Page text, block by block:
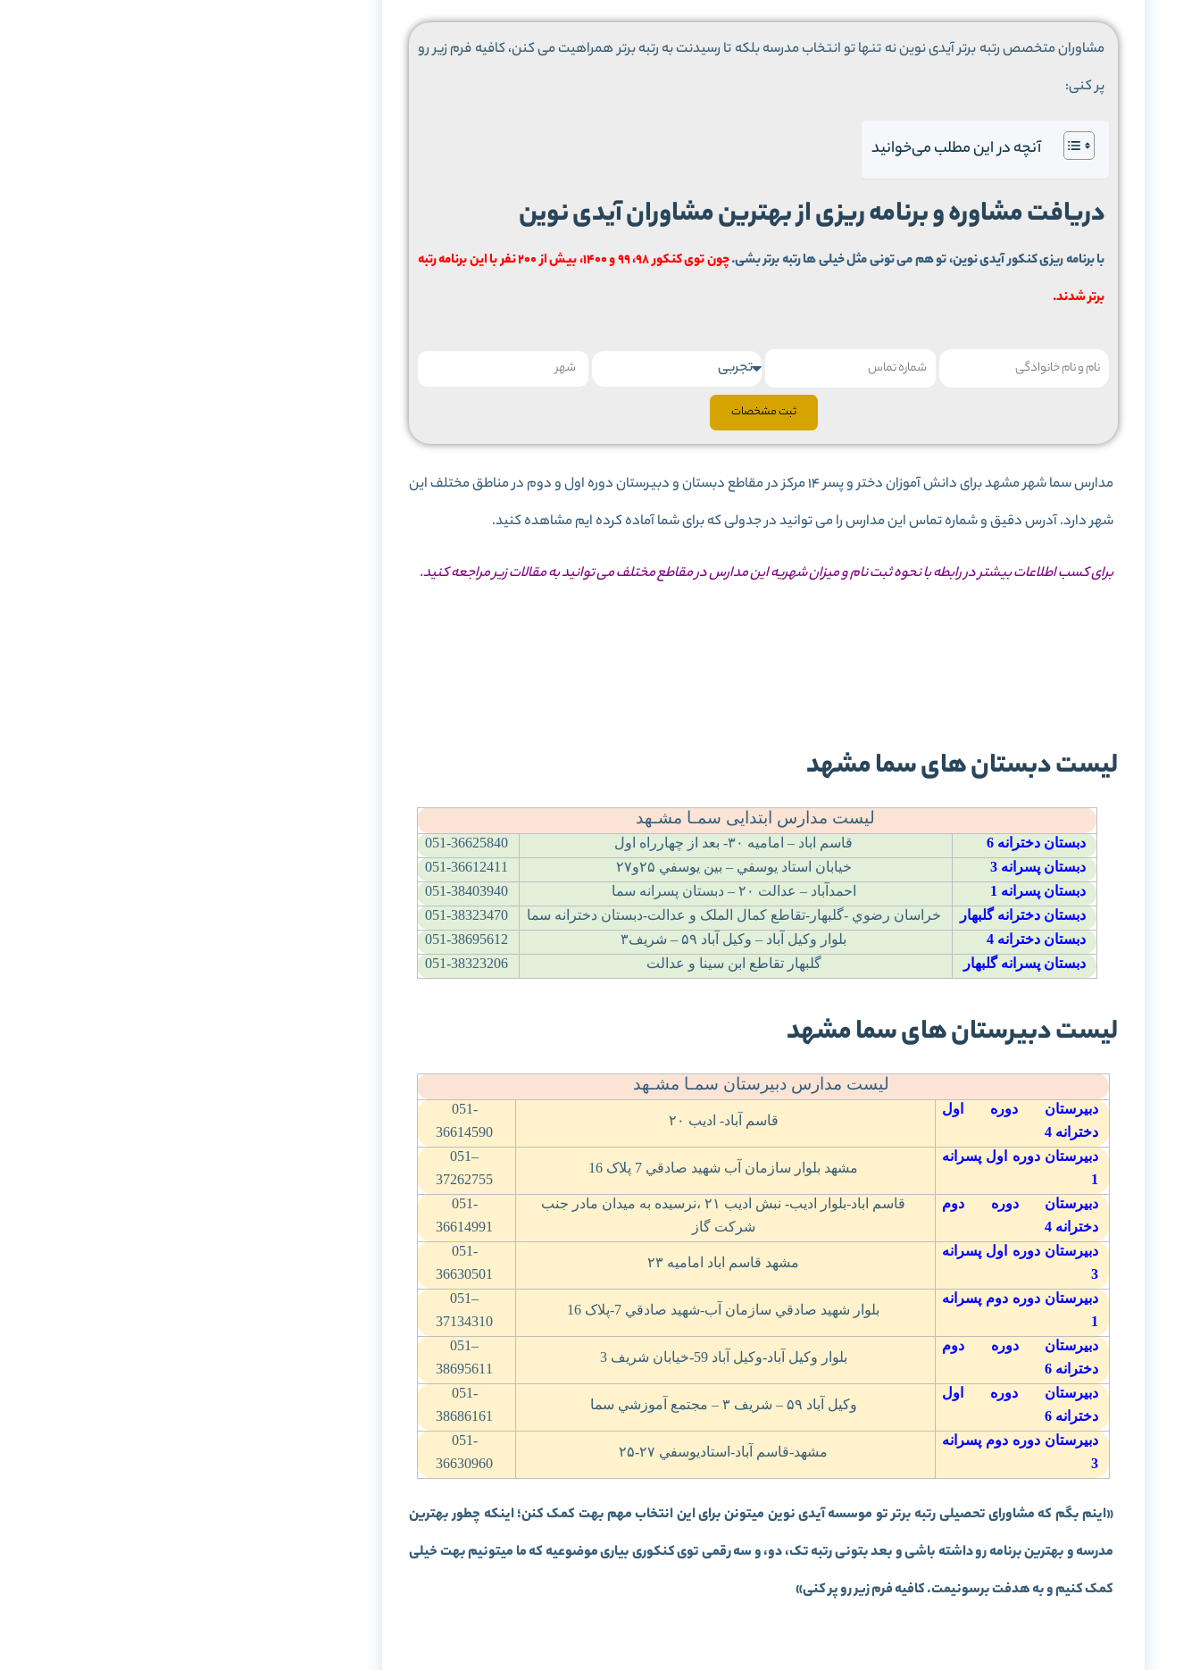
مشاوران متخصص رتبه برتر آیدی نوین نه تنها تو انتخاب مدرسه بلکه تا رسیدنت به رتبه برتر همراهیت می کنن، کافیه فرم زیر رو
پر کنی:
آنچه در این مطلب می‌خوانید
دریافت مشاوره و برنامه ریزی از بهترین مشاوران آیدی نوین
با برنامه ریزی کنکور آیدی نوین، تو هم می تونی مثل خیلی ها رتبه برتر بشی.
چون توی کنکور 98، 99 و 1400، بیش از 200 نفر با این برنامه رتبه
برتر شدند.
ثبت مشخصات
مدارس سما شهر مشهد برای دانش آموزان دختر و پسر 14 مرکز در مقاطع دبستان و دبیرستان دوره اول و دوم در مناطق مختلف این
شهر دارد. آدرس دقیق و شماره تماس این مدارس را می توانید در جدولی که برای شما آماده کرده ایم مشاهده کنید.
برای کسب اطلاعات بیشتر در رابطه با نحوه ثبت نام و میزان شهریه این مدارس در مقاطع مختلف می توانید به مقالات زیر مراجعه کنید.
لیست دبستان های سما مشهد
لیست مدارس ابتدایی سمـا مشـهد
دبستان دخترانه6 قاسم اباد – اماميه ۳۰- بعد از چهارراه اول
051-36625840
دبستان پسرانه3 خیابان استاد يوسفي – بين يوسفي ۲۵و۲۷
051-36612411
دبستان پسرانه 1 احمدآباد – عدالت ۲۰ – دبستان پسرانه سما
051-38403940
دبستان دخترانه گلبهار
خراسان رضوي -گلبهار-تقاطع کمال الملک و عدالت-دبستان دخترانه سما
051-38323470
دبستان دخترانه4 بلوار وکيل آباد – وکيل آباد ۵۹ – شريف۳
051-38695612
دبستان پسرانه گلبهار
گلبهار تقاطع ابن سينا و عدالت 051-38323206
لیست دبیرستان های سما مشهد
لیست مدارس دبیرستان سمـا مشـهد
دبیرستان دوره اول
دخترانه4
قاسم آباد- اديب ۲۰
051-
36614590
دبیرستان دوره اول پسرانه
1
مشهد بلوار سازمان آب شهيد صادقي 7 پلاک 16
051–
37262755
دبیرستان دوره دوم
دخترانه4
قاسم اباد-بلوار اديب- نبش اديب ۲۱ ،نرسيده به ميدان مادر جنب
شرکت گاز
051-
36614991
دبیرستان دوره اول پسرانه
3
مشهد قاسم اباد اماميه ۲۳
051-
36630501
دبیرستان دوره دوم پسرانه
1
بلوار شهيد صادقي سازمان آب-شهيد صادقي 7-پلاک 16
051–
37134310
دبیرستان دوره دوم
دخترانه6
بلوار وکيل آباد-وکيل آباد 59-خيابان شريف 3
051–
38695611
دبیرستان دوره اول
دخترانه6
وکيل آباد ۵۹ – شريف۳ – مجتمع آموزشي سما
051-
38686161
دبیرستان دوره دوم پسرانه
3
مشهد-قاسم آباد-استاديوسفي ۲۷-۲۵
051-
36630960
«اینم بگم که مشاورای تحصیلی رتبه برتر تو موسسه آیدی نوین میتونن برای این انتخاب مهم بهت کمک کنن؛ اینکه چطور بهترین
مدرسه و بهترین برنامه رو داشته باشی و بعد بتونی رتبه تک، دو، و سه رقمی توی کنکوری بیاری موضوعیه که ما میتونیم بهت خیلی
کمک کنیم و به هدفت برسونیمت. کافیه فرم زیر رو پر کنی»